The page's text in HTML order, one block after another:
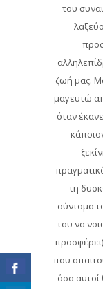
του
ζωή μας.
μαγευτώ
όταν
τη
σύντομα
του να
που
όσα